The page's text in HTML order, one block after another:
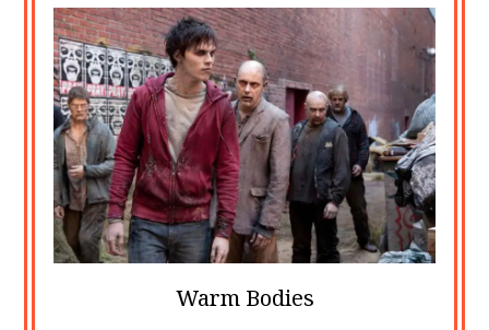
Warm Bodies